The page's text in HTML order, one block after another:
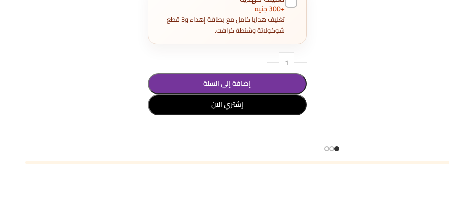
+300 جنيه
تغليف هدايا كامل مع بطاقة إهداء و3 قطع
شوكولاتة وشنطة كرافت.
إضافة إلى السلة
إشتري الان